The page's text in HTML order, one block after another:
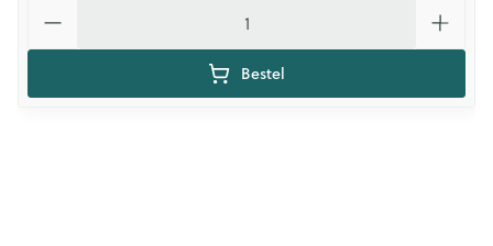
Bestel